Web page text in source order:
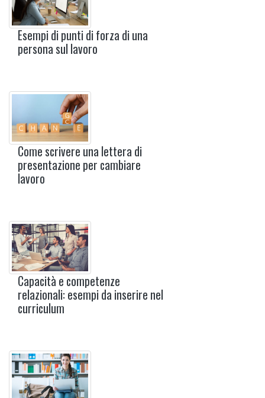
Esempi di punti di forza di una
persona sul lavoro
Come scrivere una lettera di
presentazione per cambiare
lavoro
Capacità e competenze
relazionali: esempi da inserire nel
curriculum